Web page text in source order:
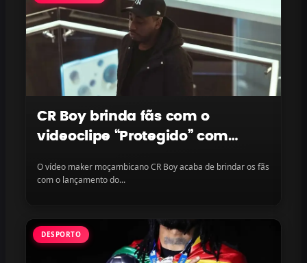
CR Boy brinda fãs com o
videoclipe “Protegido” com
na plataforma
O vídeo maker moçambicano CR Boy acaba de brindar os fãs
com o lançamento do...
DESPORTO